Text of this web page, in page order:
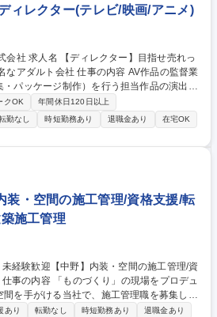
ィレクター(テレビ/映画/アニメ)
指せ売れっ
事の内容 AV作品の監督業
パッケージ制作）を行う担当作品の演出面
ます。ソフトオンデマンドならではの「作品
す！ ディレクターとして、作
集、パッケージ制作業務などの映像作品を
おまかせします(購買意欲が増すサンプル
画など）。 作品の中身の面白さだけでなく
クするような「全体」の面白さを、日本一
ディレクター】目指
一有名なアダルト会社
クOK
年間休日120日以上
勤なし 時短勤務あり 退職金あり
在宅OK
装・空間の施工管理/資格支援/転
施工管理
を手がける当社で、施工管理職を募集しま
をワンストップで担う古崎だからこそ、プロ
あり 転勤なし 時短勤務あり
退職金あり